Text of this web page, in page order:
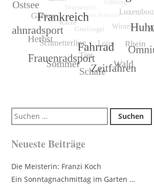
Suchen
nach:
Neueste Beiträge
Die Meisterin: Franzi Koch
Ein Sonntagnachmittag im Garten …